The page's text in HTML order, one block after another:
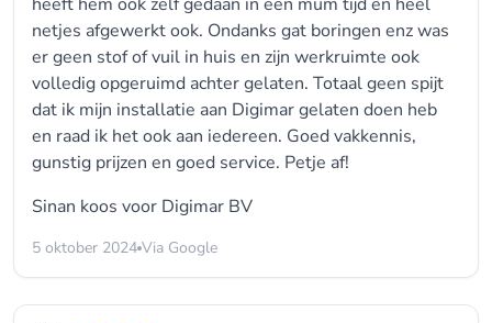
netjes afgewerkt ook. Ondanks gat boringen enz was
er geen stof of vuil in huis en zijn werkruimte ook
volledig opgeruimd achter gelaten. Totaal geen spijt
dat ik mijn installatie aan Digimar gelaten doen heb
en raad ik het ook aan iedereen. Goed vakkennis,
gunstig prijzen en goed service. Petje af!
Sinan koos voor Digimar BV
5 oktober 2024 Via Google